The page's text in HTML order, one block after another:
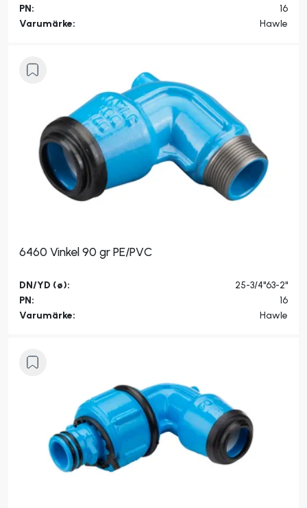
PN:
16
Varumärke:
Hawle
6460 Vinkel 90 gr PE/PVC
DN/YD (ø):
25-3/4"63-2"
PN:
16
Varumärke:
Hawle